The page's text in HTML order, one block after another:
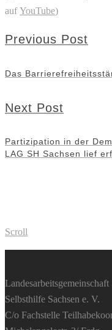
aufYouTube)
Previous Post
Das
Next Post
Partizipation in der
LAG SH Sachsen lief
Scroll
Landesarbeitsgemeinschaft
Selbsthilfe Sachsen e. V.
C/o Fachstelle